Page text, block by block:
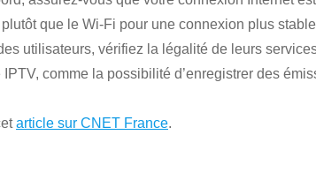
que le Wi-Fi pour une connexion plus
utilisateurs, vérifiez la légalité de leurs
comme la possibilité d’enregistrer des
article sur CNET France.